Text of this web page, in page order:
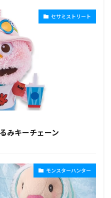
セサミストリート
みキーチェーン
モンスターハンター